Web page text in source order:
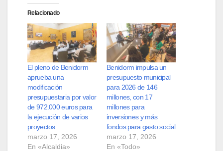
Relacionado
El pleno de Benidorm
aprueba una
modificación
presupuestaria por valor
de 972.000 euros para
la ejecución de varios
proyectos
marzo 17, 2026
En «Alcaldia»
Benidorm impulsa un
presupuesto municipal
para 2026 de 146
millones, con 17
millones para
inversiones y más
fondos para gasto social
marzo 17, 2026
En «Todo»